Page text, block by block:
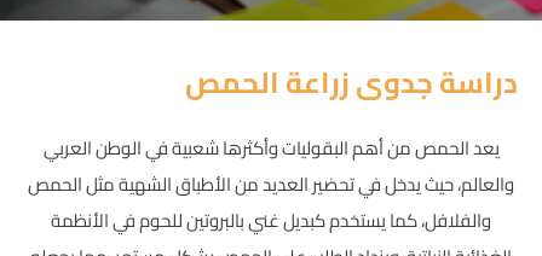
دراسة جدوى زراعة الحمص
يعد الحمص من أهم البقوليات وأكثرها شعبية في الوطن العربي
والعالم، حيث يدخل في تحضير العديد من الأطباق الشهية مثل الحمص
والفلافل، كما يستخدم كبديل غني بالبروتين للحوم في الأنظمة